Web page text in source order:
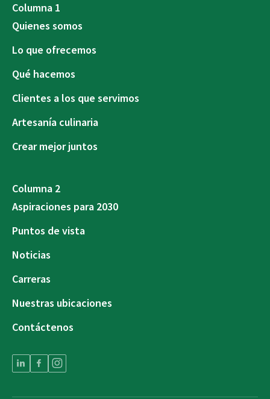
Columna 1
Quienes somos
Lo que ofrecemos
Qué hacemos
Clientes a los que servimos
Artesanía culinaria
Crear mejor juntos
Columna 2
Aspiraciones para 2030
Puntos de vista
Noticias
Carreras
Nuestras ubicaciones
Contáctenos